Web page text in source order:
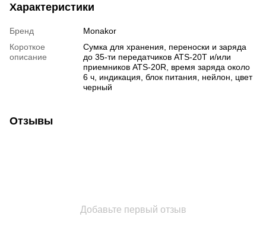
Характеристики
Бренд
Monakor
Короткое
описание
Сумка для хранения, переноски и заряда
до 35-ти передатчиков ATS-20T и/или
приемников ATS-20R, время заряда около
6 ч, индикация, блок питания, нейлон, цвет
черный
Отзывы
Добавьте первый отзыв